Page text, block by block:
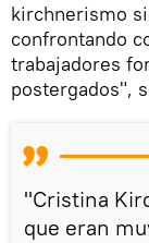
kirchnerismo
confrontando
trabajadores
postergados",
"Cristina
que eran